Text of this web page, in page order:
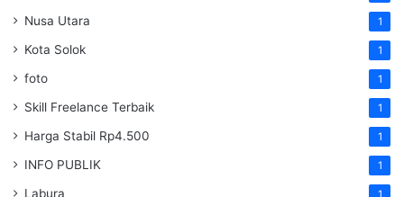
Nusa Utara 1
Kota Solok 1
foto 1
Skill Freelance Terbaik 1
Harga Stabil Rp4.500 1
INFO PUBLIK 1
Labura 1